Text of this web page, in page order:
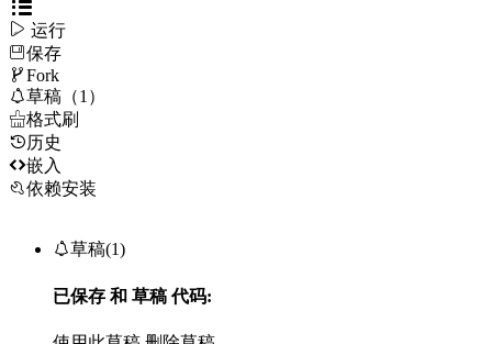
 运行
保存
Fork
草稿（1）
格式刷
历史
嵌入
依赖安装
草稿(1)
已保存 和 草稿代码: